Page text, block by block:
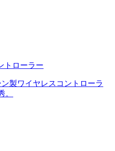
トローラー
製ワイヤレスコントローラ
。